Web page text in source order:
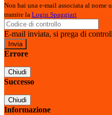
Non hai una e-mail associata al nome
tramite la Login Spaggiari
E-mail inviata, si prega di
Errore
Chiudi
Successo
Chiudi
Informazione